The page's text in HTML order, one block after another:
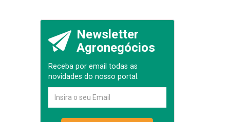
Newsletter
Agronegócios
Receba por email todas as
novidades do nosso portal.